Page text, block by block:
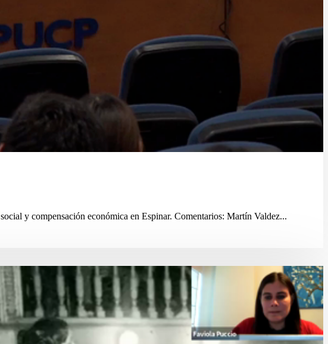
social y compensación económica en Espinar. Comentarios: Martín Valdez...